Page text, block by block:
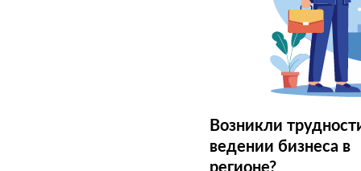
Возникли
ведении бизнеса в
регионе?